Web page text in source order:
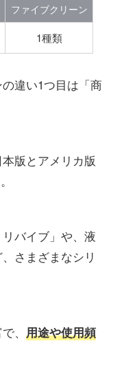
ファイブクリーン
1種類
違い1つ目は「商
版とアメリカ版
バイブ」や、液
さまざまなシリ
、 用途や使用頻